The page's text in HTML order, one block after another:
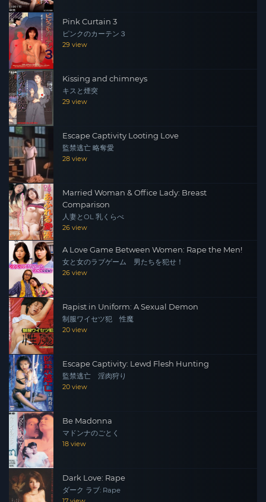
Pink Curtain 3
ピンクのカーテン３
29 view
Kissing and chimneys
キスと煙突
29 view
Escape Captivity Looting Love
監禁逃亡 略奪愛
28 view
Married Woman & Office Lady: Breast
Comparison
人妻とOL 乳くらべ
26 view
A Love Game Between Women: Rape the Men!
女と女のラブゲーム 男たちを犯せ！
26 view
Rapist in Uniform: A Sexual Demon
制服ワイセツ犯 性魔
20 view
Escape Captivity: Lewd Flesh Hunting
監禁逃亡 淫肉狩り
20 view
Be Madonna
マドンナのごとく
18 view
Dark Love: Rape
ダーク ラブ: Rape